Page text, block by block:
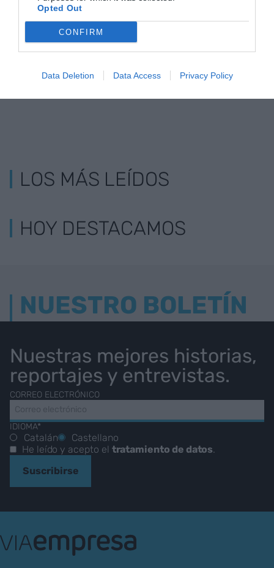
Opted Out
CONFIRM
Data Deletion Data Access Privacy Policy
la F1 como "una
hecatombe"
de Catalunya
LOS MÁS LEÍDOS
HOY DESTACAMOS
NUESTRO BOLETÍN
Nuestras mejores historias,
reportajes y entrevistas.
CORREO ELECTRÓNICO
IDIOMA*
Catalán
Castellano
He leído y acepto el tratamiento de datos.
Suscribirse